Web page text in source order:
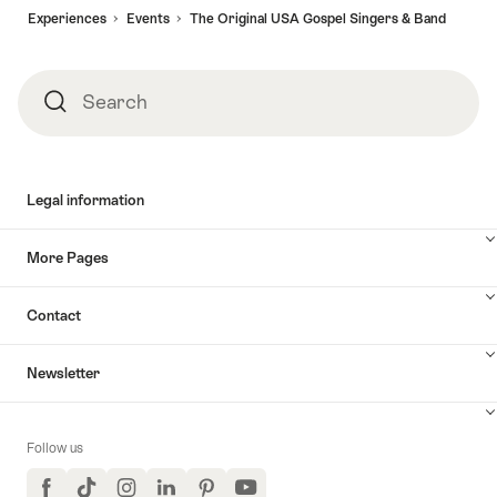
Experiences
Events The Original USA Gospel Singers & Band
SearchSearch
Legal information
More Pages
Contact
Newsletter
Follow us
FacebookTikTokInstagramLinkedInPinterestYouTube